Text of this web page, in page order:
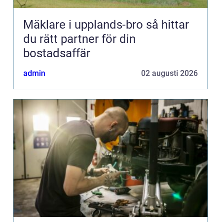
Mäklare i upplands-bro så hittar
du rätt partner för din
bostadsaffär
admin 02 augusti 2026